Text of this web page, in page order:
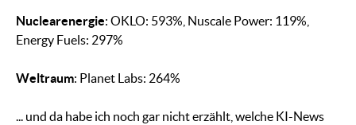
Nuclearenergie: OKLO: 593%, Nuscale Power: 119%,
Energy Fuels: 297%
Weltraum: Planet Labs: 264%
... und da habe ich noch gar nicht erzählt, welche KI-News